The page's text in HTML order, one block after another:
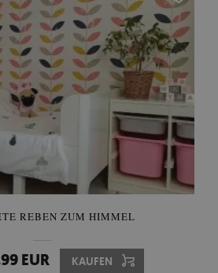
REBEN ZUM HIMMEL
EUR KAUFEN